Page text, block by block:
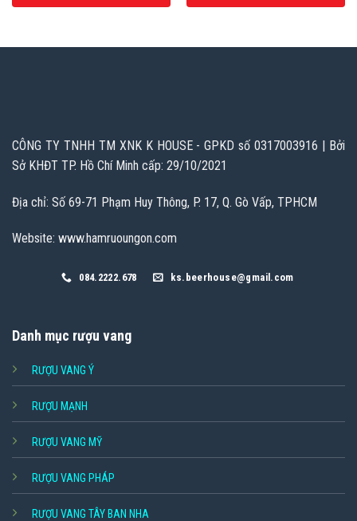
CÔNG TY TNHH TM XNK K HOUSE - GPKD số 0317003916 | Bởi
Sở KHĐT TP. Hồ Chí Minh cấp: 29/10/2021
Địa chỉ: Số 69-71 Phạm Huy Thông, P. 17, Q. Gò Vấp, TPHCM
Website: www.hamruoungon.com
084.2222.678 ks.beerhouse@gmail.com
Danh mục rượu vang
RƯỢU VANG Ý
RƯỢU MẠNH
RƯỢU VANG MỸ
RƯỢU VANG PHÁP
RƯỢU VANG TÂY BAN NHA